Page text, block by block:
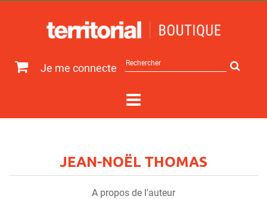
Je me connecte
sur
JEAN-NOËL THOMAS
A propos de l'auteur